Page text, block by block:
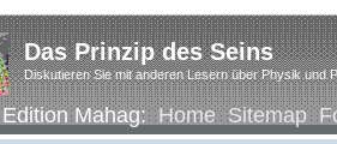
Das Prinzip des Seins
Diskutieren Sie mit anderen Lesern über Physik und
Edition Mahag:Home Sitemap